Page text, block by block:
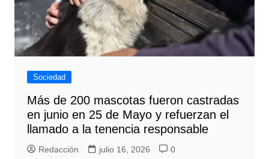
Sociedad
Más de 200 mascotas fueron castradas
en junio en 25 de Mayo y refuerzan el
llamado a la tenencia responsable
Redacción julio 16, 2026 0